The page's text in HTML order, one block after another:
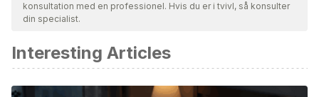
Bibliografien i denne artikel blev betragtet som pålidelig og af
Canaval, G. E., Jaramillo, C. D., Rosero, D. H., & Valencia, M.
G. (2007). La teoría de las transiciones y la salud de la
mujer en el embarazo y en el posparto.
Aquichan
konsultation med en professionel. Hvis du er i tvivl, så konsulter
din specialist.
Interesting Articles